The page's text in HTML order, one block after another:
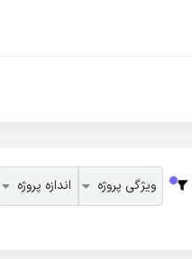
ویژگی پروژه اندازه پروژه